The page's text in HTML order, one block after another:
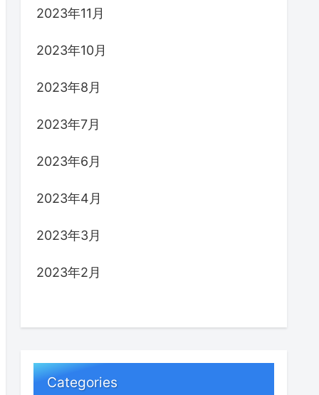
2023年11月
2023年10月
2023年8月
2023年7月
2023年6月
2023年4月
2023年3月
2023年2月
Categories